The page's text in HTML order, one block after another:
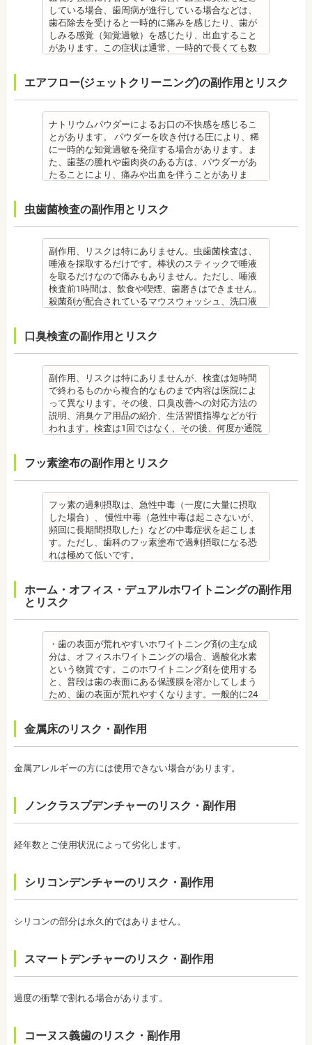
・大人になってから再度矯正が必要になることがあ
ります。
・定期的な通院などにご協力いただけない場合、治
療の結果に差が出る場合があります。
・固いものが一時的に噛めなくなることがありま
す。また、ガムや餅など、装置に引っかかるものが
食べられなくなることもあります。
・装置が壊れることがあります。その際は歯科医師
に相談してください。
・個人差がありますが、矯正装置にかなりのストレ
スを受ける患者さんもいます。
・矯正中は、器具を装着するため、食べかすが詰ま
了まで治療できません。）
・虫歯や歯周炎が発生すると一旦、装置を取り外し
て歯科医院で治療をする場合もあります。
・患者様が、取り外しできる矯正装置や補助装置の
装着時間を守っていなかったり、定期的な来院がで
きなかったりした場合は、治療期間が延びる可能性
があります。
・特殊な噛み合わせ、骨の硬さ、歯のかたちの場合
癖が改善されない場合は、治療期間が延びることが
療」を終えて歯並びが改善されても、まだ歯が元の
位置に戻ろうとする傾向があるため、一定期間動か
した歯を正しい位置にとどめておく保定が必要で
す。歯の位置が安定するまでの保定期間には個人差
があるので、治療後も歯科医師の指示を守ってくだ
さい。
先生
日本大学歯学部口腔外科第２講座大学院卒業
歯学博士（口腔外科学）
日本大学歯学部非常勤講師
社会福祉法人富士白苑理事
こりえます。歯科医師とよくご相談ください。
・矯正力が強すぎると、歯の根が短くなる「歯根吸
収」が起こるリスクが高くなります。
・歯や骨の状態、歯の動きを妨げる癖があった場
期間が長くなる場合があります。
・矯正治療では、歯肉が下がる場合（歯肉退縮）が
あります。特に切歯（せっし：上下前歯各4本）、歯
の凸凹が大きい患者様の場合、発症する事がありま
す。
・個人差により治療期間が数年かかることがありま
す。
・固いものが一時的に噛めなくなります。また、ガ
ムや餅など、装置に引っかかるものが食べられなく
を受診してください。
・個人差があり、かなりのストレスを受ける患者さ
んもいます。
・矯正中は、器具を装着するため、食べかすが詰ま
りやすく虫歯、歯周病を招きやすくなります。（矯
正器具をつけている箇所の虫歯治療は、基本的に矯
正終了まで治療できません。）
・虫歯や歯周炎が発生すると一旦、装置を取り外し
装着時間を守っていなかったり、定期的な来院がで
きなかった場合は、治療期間が延びる場合がありま
す。
・特殊な噛み合わせ、骨の硬さ、歯のかたちの場合
は、治療期間が長くなる場合があります。
・舌で歯を押す癖や、歯並びに悪影響をあたえる癖
が改善されない方は、治療期間が延びる場合があり
ます。
位置に戻ろうとする傾向があるため、一定期間動か
療後も歯科医師の指示を守ってください。
・矯正終了後に矯正箇所が元に戻る場合もありま
す。
監修医情報 医療法人社団日坂会 理事長 日坂充宏
先生
【プロフィール】 日本大学歯学部卒業
歯学博士（口腔外科学）
日本大学歯学部非常勤講師
・矯正終了後に矯正箇所が元に戻る場合もありま
す。
その他
・治したい部分の一部の歯並びにのみ対応できま
を進めることができない場合もあります。
・矯正中、頭痛、首や肩のこり、強い倦怠感、吐き
気、不眠など不定愁訴が起こる場合がありますの
で、鎮痛剤、吐き気止め等、歯科医師の指示のもと
服用する場合があります。
・治療中と治療後の見た目に個人差が大きくあらわ
れる治療です。また、歯科医師との見解の相違も起
こりえます。歯科医師とよくご相談ください。
・矯正力が強すぎると、歯の根が短くなる「歯根吸
・歯や骨の状態、歯の動きを妨げる癖があった場
合、虫歯や歯周病の発生など、治療計画よりも治療
期間が長くなる場合があります。
・矯正治療では、歯肉が下がる場合（歯肉退縮）が
あります。特に切歯（せっし：上下前歯各4本）、歯
の凸凹が大きい患者様の場合、発症する事がありま
す。
・個人差により治療期間が数年かかることがありま
す。
なることもあります。
・装置が壊れることがあります。その際は歯科医院
を受診してください。
・個人差があり、かなりのストレスを受ける患者様
もいます。
・矯正中は、器具を装着するため、食べかすが詰ま
りやすく虫歯、歯周病を招きやすくなります。（矯
正器具をつけている箇所の虫歯治療は、基本的に矯
て歯科医院で治療をする場合もあります。
・患者様が、取り外しできる矯正装置や補助装置の
装着時間を守っていなかったり、定期的な来院がで
きなかった場合は、治療期間が延びる場合がありま
す。
・特殊な噛み合わせ、骨の硬さ、歯のかたちの場合
は、治療期間が長くなる場合があります。
・舌で歯を押す癖や、歯並びに悪影響をあたえる癖
・矯正治療で歯を動かして歯並びを整える「動的治
療」を終えて歯並びが改善されても、まだ歯が元の
安定するまでの保定期間には個人差があるので、治
療後も歯科医師の指示を守ってください。
監修医情報 医療法人社団日坂会 理事長 日坂充宏
先生
【プロフィール】
日本大学歯学部卒業
歯学博士（口腔外科学）
・歯がない箇所のリカバリー治療ですが、その欠損
箇所のみの治療ではなく、全体のかみ合わせを提案
してくれる方針を選択するとよいでしょう。
・手術ではありますが、麻酔を行うため、手術中に
痛みを感じることは基本的にありません。
先生
【プロフィール】
日本大学歯学部卒業
日本大学歯学部口腔外科第２講座大学院卒業
歯学博士（口腔外科学）
日本大学歯学部非常勤講師
社会福祉法人富士白苑理事
備考
自宅で、歯磨きをしていても、落とすことの出来な
い汚れや、歯石の元となる歯垢・バイオフィルムを
歯科で専門の機器・技術によって除去する技術で
防に効果的です。
日本歯科大学新潟生命歯学部卒業
新潟大学医歯学総合病院にて研修
都内歯科医院にて勤務
している場合、歯周病が進行している場合などは、
歯石除去を受けると一時的に痛みを感じたり、歯が
しみる感覚（知覚過敏）を感じたり、出血すること
があります。この症状は通常、一時的で長くても数
鳴り響きます。機器は歯石が多い人、広範囲に歯石
が付いている人に使われるのですが、高音が苦手な
人は音を我慢する必要があります。
備考
歯石とは、歯垢が石のように固くなって歯と歯の間
や歯の表面、歯茎と歯の隙間などにこびりついたも
のです。唾液腺開口部の近くにある歯に特に着きや
すく、具体的には「下の前歯の裏側」や「上の奥歯
きません。
単に取り除くことができますが、沈着したまま時間
が経過すると歯石になって歯周病を進行させてしま
います。歯科での歯石除去は、専門の機器を使用
し、歯石を取り除くことができます。
歯石を取り除けば、歯周病の治療となり歯のぐらつ
き、歯茎の出血、口臭などが改善できます。
【プロフィール】
勤務
エアフロー(ジェットクリーニング)の副作用とリスク
ナトリウムパウダーによるお口の不快感を感じるこ
とがあります。 パウダーを吹き付ける圧により、稀
に一時的な知覚過敏を発症する場合があります。ま
た、歯茎の腫れや歯肉炎のある方は、パウダーがあ
たることにより、痛みや出血を伴うことがありま
きれない場合があります。
また、エアフローは外来性の着色は落としますが、
本来の歯の色自体は白くできません。歯自体を白く
したい場合にはホワイトニングが有効です。 着色汚
れはエアフロー後に再付着することもあります。継
続的効果を得るには、定期的な施術が必要です。
エアフローは、着色を落とす審美目的として行われ
るため、健康保険の適用外となり自由診療となりま
フローを受けられない人もいます。
ウダー粒子をジェット噴射で歯に吹き付け、歯にこ
びりついた汚れを落とすことができます。
歯科で主に歯の着色やタバコのヤニ除去の用途とし
て使われていますが、歯周ポケット内の歯周病の細
菌除去にも効果があります。
監修医情報 菊地由利佳先生
日本歯科大学新潟生命歯学部卒業
虫歯菌検査の副作用とリスク
副作用、リスクは特にありません。虫歯菌検査は、
唾液を採取するだけです。棒状のスティックで唾液
を取るだけなので痛みもありません。ただし、唾液
検査前1時間は、飲食や喫煙、歯磨きはできません。
殺菌剤が配合されているマウスウォッシュ、洗口液
また検査1ヶ月以内に抗生物質を使用している場合も
正確な結果が出ないことがあるので時期を延ばす場
合もあります。健康保険の適用外となり自由診療と
なります。
備考
ご自身の唾液の量、性質、虫歯の原因菌の量を知
り、虫歯予防とセルフケア強化を目的とした検査で
す。
・酸性度（酸性になる程歯が溶けやすい）
同時に確認します。
監修医情報 菊地由利佳先生
【プロフィール】
日本歯科大学新潟生命歯学部卒業
新潟大学医歯学総合病院にて研修
都内歯科医院にて勤務
口臭検査の副作用とリスク
副作用、リスクは特にありませんが、検査は短時間
で終わるものから複合的なものまで内容は医院によ
って異なります。その後、口臭改善への対応方法の
説明、消臭ケア用品の紹介、生活習慣指導などが行
われます。検査は1回ではなく、その後、何度か通院
備考
口臭は、体調や病気と関わりがあることも多く、口
臭で悩んでいる場合はその関連性も合わせて検査が
必要です。また、よく食べる食べ物、ブラッシング
不足、喫煙や飲酒などが影響する場合もあるので、
原因がわかれば口臭軽減に向けて指導が行われま
す。
監修医情報 菊地由利佳先生
新潟大学医歯学総合病院にて研修
都内歯科医院にて勤務
フッ素塗布の副作用とリスク
フッ素の過剰摂取は、急性中毒（一度に大量に摂取
した場合）、 慢性中毒（急性中毒は起こさないが、
頻回に長期間摂取した）などの中毒症状を起こしま
す。ただし、歯科のフッ素塗布で過剰摂取になる恐
れは極めて低いです。
（過剰摂取）推定中毒量は、5歳児（体重18Kg）が
週5回法のフッ化物洗口液（0.05％フッ化ナトリウム
溶液）を40人分一度に飲んだ場合に到達（厚生労働
省 フッ化物の急性中毒量 e-ヘルスネット）
また、フッ素を塗った場合でも、ブラッシング不足
や磨き残しがあれば虫歯はできてしまいます。フッ
素は虫歯ができにくくなるだけで、通常の歯ブラ
シ、歯間掃除などは必要です。
備考 フッ素を塗布して、歯をコーティングし虫歯に
することが可能です。特に、塗布する時期に制限が
監修医情報 菊地由利佳先生
新潟大学医歯学総合病院にて研修
ホーム・オフィス・デュアルホワイトニングの副作用
とリスク
・歯の表面が荒れやすいホワイトニング剤の主な成
分は、オフィスホワイトニングの場合、過酸化水素
という物質です。このホワイトニング剤を使用する
と、普段は歯の表面にある保護膜を溶かしてしまう
ため、歯の表面が荒れやすくなります。一般的に24
・ホワイトニング剤の影響で知覚過敏がおこるケー
スがあります。薬剤が歯の神経に強い刺激を与えて
ィスホワイトニングで使用する薬剤はホームホワイ
・歯科で行うホワイトニングでも1回の施術で思った
す。歯の厚みの違いやホワイトニングの作用が出に
に起こるということではなく、個人差が大きいた
続けていくことで目立たなくなることが多いです。
・白さを維持するためにはメンテナンスが必要にな
・ホワイトニングは、歯の表面が荒れる、知覚過敏
ケチャップなど避けたほうがいい飲み物、食事があ
金属床のリスク・副作用
金属アレルギーの方には使用できない場合があります。
ノンクラスプデンチャーのリスク・副作用
経年数とご使用状況によって劣化します。
シリコンデンチャーのリスク・副作用
シリコンの部分は永久的ではありません。
スマートデンチャーのリスク・副作用
過度の衝撃で割れる場合があります。
コーヌス義歯のリスク・副作用